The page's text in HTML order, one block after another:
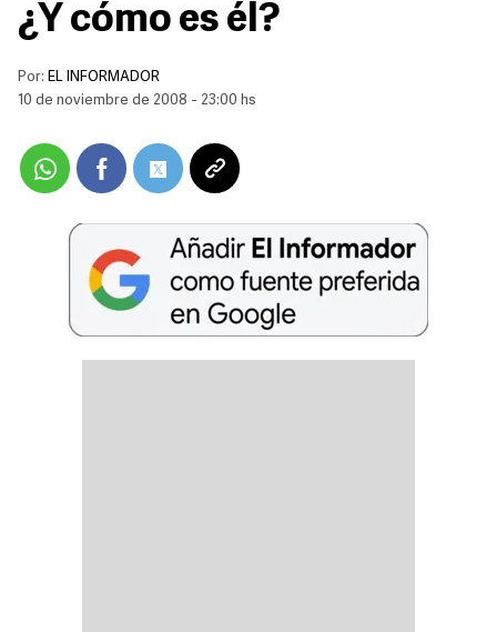
¿Y cómo es él?
Por: EL INFORMADOR
10 de noviembre de 2008 - 23:00 hs